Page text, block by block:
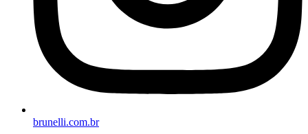
brunelli.com.br